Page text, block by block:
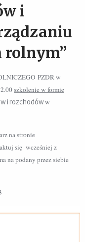
i
rolnym”
PZDR w
szkolenie w formie
i rozchodóww
na stronie
się wcześniej z
na podany przez siebie